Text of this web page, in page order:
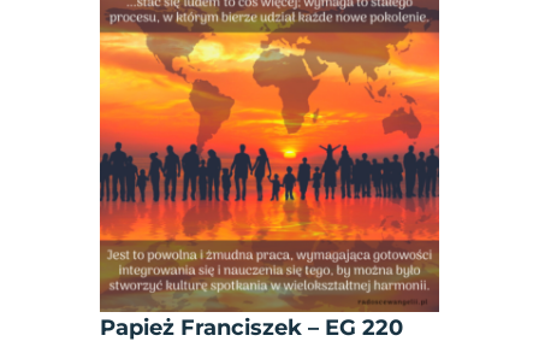
Papież Franciszek – EG 220